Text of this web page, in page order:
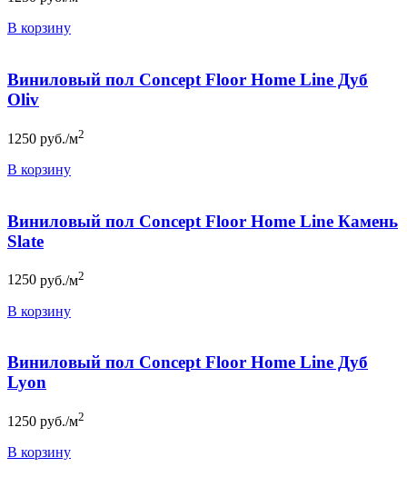
В корзину
Виниловый пол Concept Floor Home Line Дуб
Oliv
1250 руб./м2
В корзину
Виниловый пол Concept Floor Home Line Камень
Slate
1250 руб./м2
В корзину
Виниловый пол Concept Floor Home Line Дуб
Lyon
1250 руб./м2
В корзину